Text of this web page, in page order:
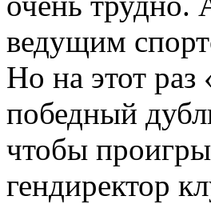
ведущим
Но на этот раз
победный
чтобы
гендиректор